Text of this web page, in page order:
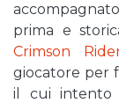
prima e
Crimson
giocatore per
il cui intento